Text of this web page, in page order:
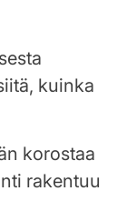
kuinka
korostaa
rakentuu